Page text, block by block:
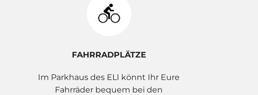
FAHRRADPLÄTZE
Im Parkhaus des ELI könnt Ihr Eure
Fahrräder bequem bei den